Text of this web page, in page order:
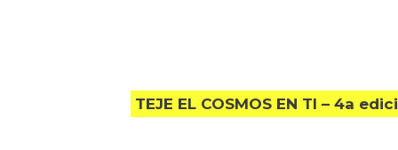
TEJE EL COSMOS EN TI – 4a